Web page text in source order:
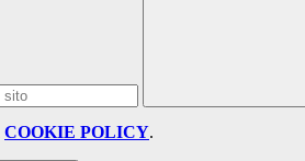
COOKIE POLICY.